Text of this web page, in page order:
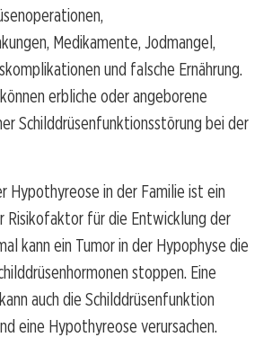
Medikamente, Jodmangel,
und falsche Ernährung.
erbliche oder angeborene
Schilddrüsenfunktionsstörung bei der
Hypothyreose in der Familie ist ein
Risikofaktor für die Entwicklung der
kann ein Tumor in der Hypophyse die
stoppen. Eine
auch die Schilddrüsenfunktion
eine Hypothyreose verursachen.